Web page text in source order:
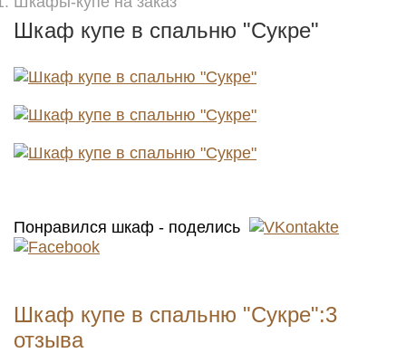
Шкаф купе в спальню "Сукре"
Понравился шкаф - поделись
Шкаф купе в спальню "Сукре":3
отзыва